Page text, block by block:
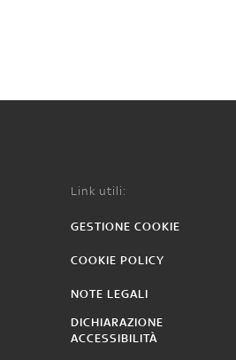
Link utili:
GESTIONE COOKIE
COOKIE POLICY
NOTE LEGALI
DICHIARAZIONE
ACCESSIBILITÀ